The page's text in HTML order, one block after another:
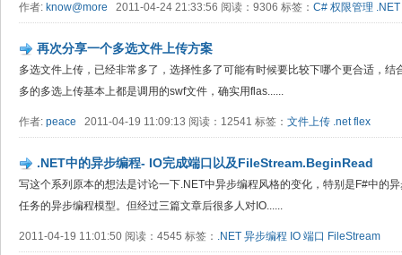
作者: know@more 2011-04-24 21:33:56 阅读：9306 标签： C# 权限管理 .NET
再次分享一个多选文件上传方案
多选文件上传，已经非常多了，选择性多了可能有时候要比较下哪个更合适，
多的多选上传基本上都是调用的swf文件，确实用flas......
作者: peace 2011-04-19 11:09:13 阅读：12541 标签： 文件上传 .net flex
.NET中的异步编程- IO完成端口以及FileStream.BeginRead
写这个系列原本的想法是讨论一下.NET中异步编程风格的变化，特别是F#中的
任务的异步编程模型。但经过三篇文章后很多人对IO......
2011-04-19 11:01:50 阅读：4545 标签： .NET 异步编程 IO 端口 FileStream